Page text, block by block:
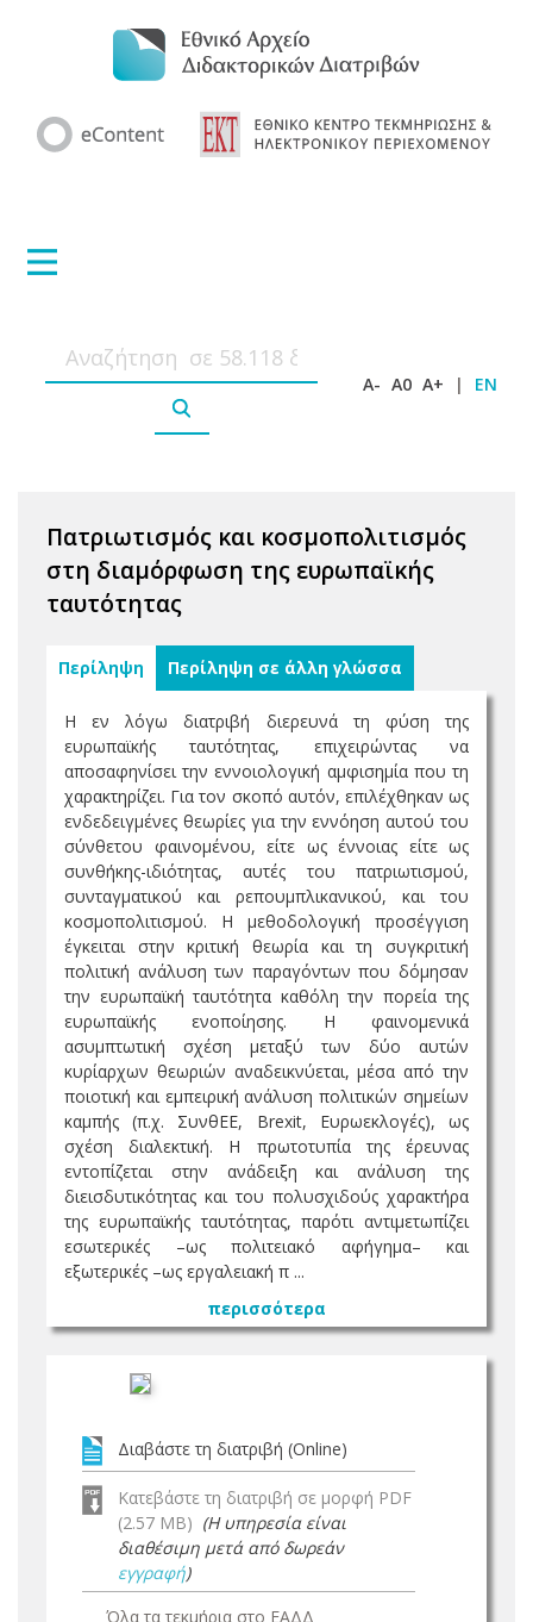
A- A0 A+ | EN
Πατριωτισμός και κοσμοπολιτισμός
στη διαμόρφωση της ευρωπαϊκής
ταυτότητας
Περίληψη Περίληψη σε άλλη γλώσσα
Η εν λόγω διατριβή διερευνά τη φύση της
ευρωπαϊκής ταυτότητας, επιχειρώντας να
αποσαφηνίσει την εννοιολογική αμφισημία που τη
χαρακτηρίζει. Για τον σκοπό αυτόν, επιλέχθηκαν ως
ενδεδειγμένες θεωρίες για την εννόηση αυτού του
σύνθετου φαινομένου, είτε ως έννοιας είτε ως
συνθήκης-ιδιότητας, αυτές του πατριωτισμού,
συνταγματικού και ρεπουμπλικανικού, και του
κοσμοπολιτισμού. Η μεθοδολογική προσέγγιση
έγκειται στην κριτική θεωρία και τη συγκριτική
πολιτική ανάλυση των παραγόντων που δόμησαν
την ευρωπαϊκή ταυτότητα καθόλη την πορεία της
ευρωπαϊκής ενοποίησης. Η φαινομενικά
ασυμπτωτική σχέση μεταξύ των δύο αυτών
κυρίαρχων θεωριών αναδεικνύεται, μέσα από την
ποιοτική και εμπειρική ανάλυση πολιτικών σημείων
καμπής (π.χ. ΣυνθΕΕ, Brexit, Ευρωεκλογές), ως
σχέση διαλεκτική. Η πρωτοτυπία της έρευνας
εντοπίζεται στην ανάδειξη και ανάλυση της
διεισδυτικότητας και του πολυσχιδούς χαρακτήρα
της ευρωπαϊκής ταυτότητας, παρότι αντιμετωπίζει
εσωτερικές –ως πολιτειακό αφήγημα– και
εξωτερικές –ως εργαλειακή π ...
περισσότερα
Διαβάστε τη διατριβή (Online)
Κατεβάστε τη διατριβή σε μορφή PDF
(2.57 MB) (Η υπηρεσία είναι
διαθέσιμη μετά από δωρεάν
εγγραφή)
Όλα τα τεκμήρια στο ΕΑΔΔ